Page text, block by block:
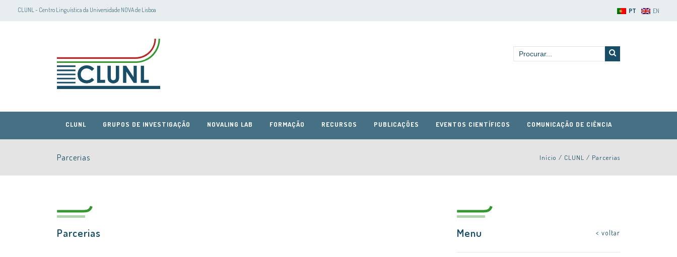
CLUNL - Centro Linguística da Universidade NOVA de Lisboa PT EN
CLUNL
CLUNL GRUPOS DE INVESTIGAÇÃO NOVALING LAB FORMAÇÃO RECURSOS PUBLICAÇÕES EVENTOS CIENTÍFICOS COMUNICAÇÃO DE CIÊNCIA
Parcerias Início / CLUNL / Parcerias
Parcerias Menu < voltar